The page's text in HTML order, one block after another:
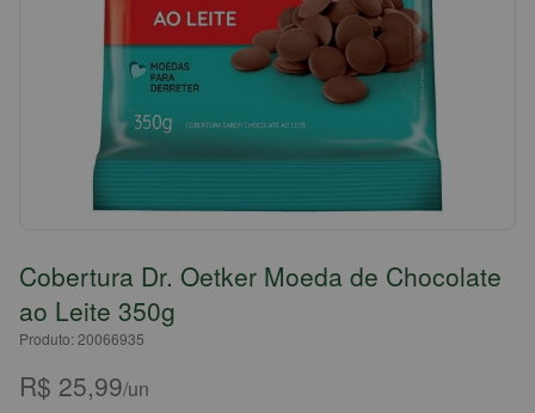
Cobertura Dr. Oetker Moeda de Chocolate
ao Leite 350g
Produto: 20066935
R$ 25,99/un